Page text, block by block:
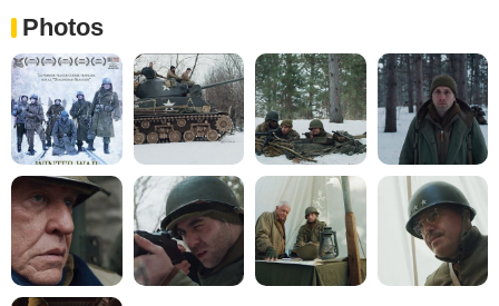
Photos